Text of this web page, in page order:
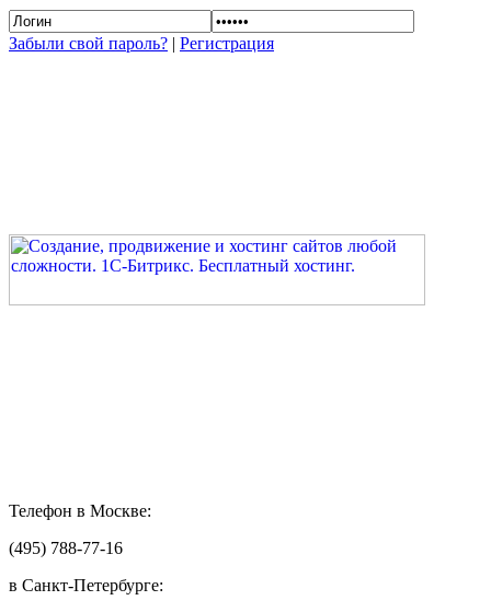
Забыли свой пароль? | Регистрация
Телефон в Москве:
(495) 788-77-16
в Санкт-Петербурге: